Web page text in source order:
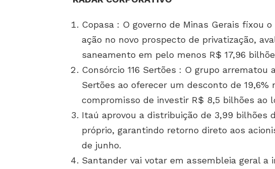
Copasa : O governo de Minas Gerais fixou
ação no novo prospecto de privatização,
saneamento em pelo menos R$ 17,96
Consórcio 116 Sertões : O grupo arrematou
Sertões ao oferecer um desconto de 19,6%
compromisso de investir R$ 8,5 bilhões ao
Itaú aprovou a distribuição de 3,99 bilhões
próprio, garantindo retorno direto aos
de junho.
Santander vai votar em assembleia geral a